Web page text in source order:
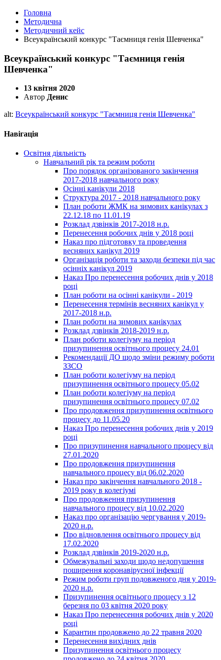
Головна
Методична
Методичний кейс
Всеукраїнський конкурс "Таємниця генія Шевченка"
Всеукраїнський конкурс "Таємниця генія
Шевченка"
13 квітня 2020
Автор Денис
alt: Всеукраїнський конкурс "Таємниця генія Шевченка"
Навігація
Освітня діяльність
Навчальний рік та режим роботи
Про порядок організованого закінчення
2017-2018 навчального року
Осінні канікули 2018
Структура 2017 - 2018 навчального року
План роботи ЖМК на зимових канікулах з
22.12.18 по 11.01.19
Розклад дзвінків 2017-2018 н.р.
Перенесення робочих днів у 2018 році
Наказ про підготовку та проведення
весняних канікул 2019
Організація роботи та заходи безпеки під час
осінніх канікул 2019
Наказ Про перенесення робочих днів у 2018
році
План роботи на осінні канікули - 2019
Перенесення термінів весняних канікул у
2017-2018 н.р.
План роботи на зимових канікулах
Розклад дзвінків 2018-2019 н.р.
План роботи колегіуму на період
призупинення освітнього процесу 24.01
Рекомендації ДО щодо зміни режиму роботи
ЗЗСО
План роботи колегіуму на період
призупинення освітнього процесу 05.02
План роботи колегіуму на період
призупинення освітнього процесу 07.02
Про продовження призупинення освітнього
процесу до 11.05.20
Наказ Про перенесення робочих днів у 2019
році
Про призупинення навчального процесу від
27.01.2020
Про продовження призупинення
навчального процесу від 06.02.2020
Наказ про закінчення навчального 2018 -
2019 року в колегіумі
Про продовження призупинення
навчального процесу від 10.02.2020
Наказ про організацію чергування у 2019-
2020 н.р.
Про відновлення освітнього процесу від
17.02.2020
Розклад дзвінків 2019-2020 н.р.
Обмежувальні заходи щодо недопушення
поширення коронавірусної інфекції
Режим роботи груп подовженого дня у 2019-
2020 н.р.
Призупинення освітнього процесу з 12
березня по 03 квітня 2020 року
Наказ Про перенесення робочих днів у 2020
році
Карантин продовжено до 22 травня 2020
Перенесення вихідних днів
Призупинення освітнього процесу